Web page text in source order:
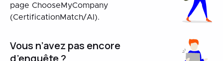
page ChooseMyCompany
(CertificationMatch/AI).
Vous n’avez pas encore
d’enquête ?